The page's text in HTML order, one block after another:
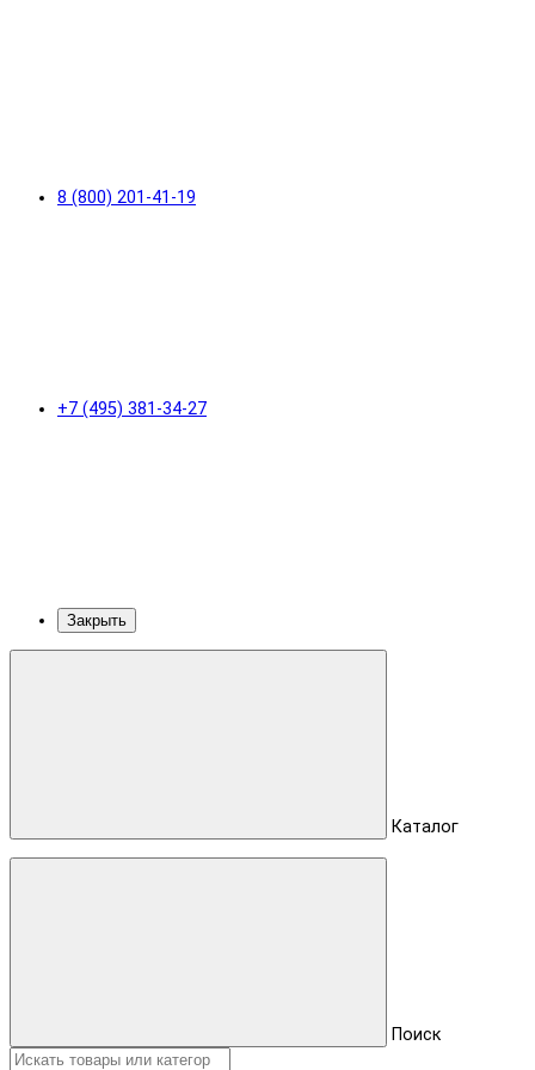
8 (800) 201-41-19
+7 (495) 381-34-27
Закрыть
Каталог
Поиск